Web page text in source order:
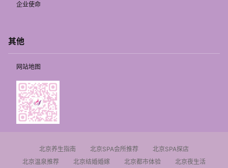
企业使命
其他
网站地图
北京养生指南 北京SPA会所推荐
北京SPA探店
北京温泉推荐
北京结婚婚嫁 北京都市体验 北京夜生活